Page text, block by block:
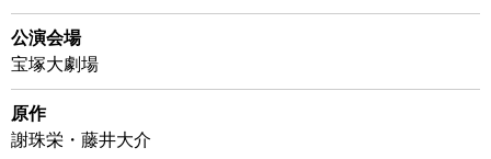
公演会場
宝塚大劇場
原作
謝珠栄・藤井大介